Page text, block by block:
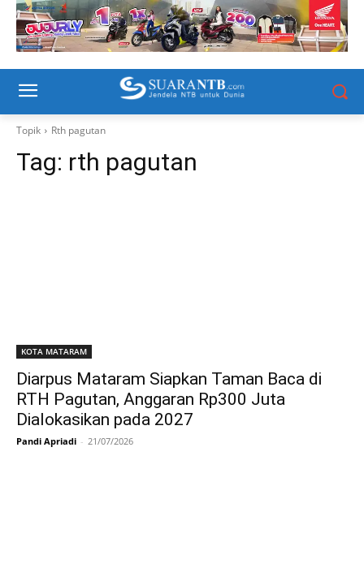
Topik Rth pagutan
Tag: rth pagutan
KOTA MATARAM
Diarpus Mataram Siapkan Taman Baca di
RTH Pagutan, Anggaran Rp300 Juta
Dialokasikan pada 2027
Pandi Apriadi - 21/07/2026